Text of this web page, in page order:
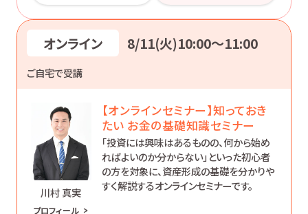
オンライン 8/11(火)10:00〜11:00
ご自宅で受講
川村 真実
プロフィール
【オンラインセミナー】知っておき
たい お金の基礎知識セミナー
「投資には興味はあるものの、何から始め
ればよいのか分からない」といった初心者
の方を対象に、資産形成の基礎を分かりや
すく解説するオンラインセミナーです。